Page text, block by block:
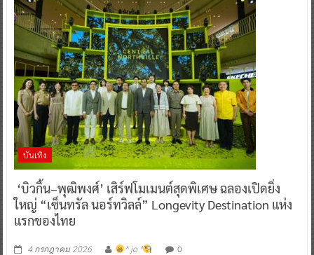
บันเทิง
‘บิวกิ้น–พุฒิพงศ์’ เสิร์ฟโมเมนต์สุดพิเศษ ฉลองเปิดยิ่ง
ใหญ่ “เซ็นทรัล นอร์ทวิลล์” Longevity Destination แห่ง
แรกของไทย
4 กรกฎาคม 2026 ^ jo ^ 0